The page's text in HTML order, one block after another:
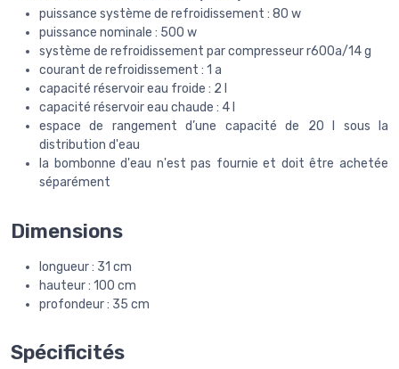
puissance système de refroidissement : 80 w
puissance nominale : 500 w
système de refroidissement par compresseur r600a/14 g
courant de refroidissement : 1 a
capacité réservoir eau froide : 2 l
capacité réservoir eau chaude : 4 l
espace de rangement d’une capacité de 20 l sous la
distribution d'eau
la bombonne d'eau n'est pas fournie et doit être achetée
séparément
Dimensions
longueur : 31 cm
hauteur : 100 cm
profondeur : 35 cm
Spécificités